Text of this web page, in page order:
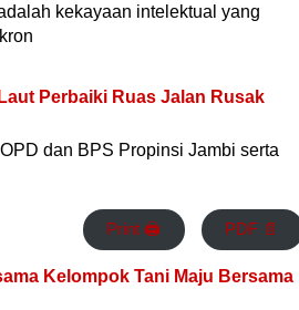
kekayaan intelektual yang
Perbaiki Ruas Jalan Rusak
dan BPS Propinsi Jambi serta
Print 🖨 PDF 📄
Kelompok Tani Maju Bersama